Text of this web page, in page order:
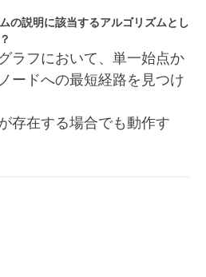
の説明に該当するアルゴリズムとし
ラフにおいて、単一始点か
ードへの最短経路を見つけ
存在する場合でも動作す